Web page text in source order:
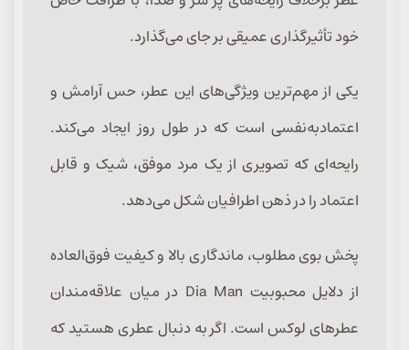
خود تأثیرگذاری عمیقی بر جای می‌گذارد.
یکی از مهم‌ترین ویژگی‌های این عطر، حس آرامش و
اعتمادبه‌نفسی است که در طول روز ایجاد می‌کند.
رایحه‌ای که تصویری از یک مرد موفق، شیک و قابل
اعتماد را در ذهن اطرافیان شکل می‌دهد.
پخش بوی مطلوب، ماندگاری بالا و کیفیت فوق‌العاده
از دلایل محبوبیت Dia Man در میان علاقه‌مندان
عطرهای لوکس است. اگر به دنبال عطری هستید که